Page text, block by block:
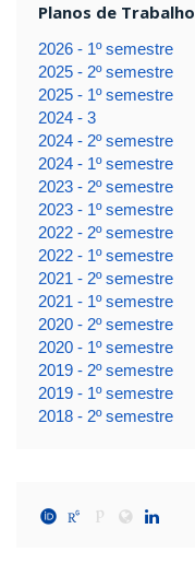
Planos de Trabalho
2026 - 1º semestre
2025 - 2º semestre
2025 - 1º semestre
2024 - 3
2024 - 2º semestre
2024 - 1º semestre
2023 - 2º semestre
2023 - 1º semestre
2022 - 2º semestre
2022 - 1º semestre
2021 - 2º semestre
2021 - 1º semestre
2020 - 2º semestre
2020 - 1º semestre
2019 - 2º semestre
2019 - 1º semestre
2018 - 2º semestre